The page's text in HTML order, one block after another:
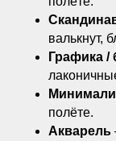
валькнут,
Графика /
полёте.
Акварель